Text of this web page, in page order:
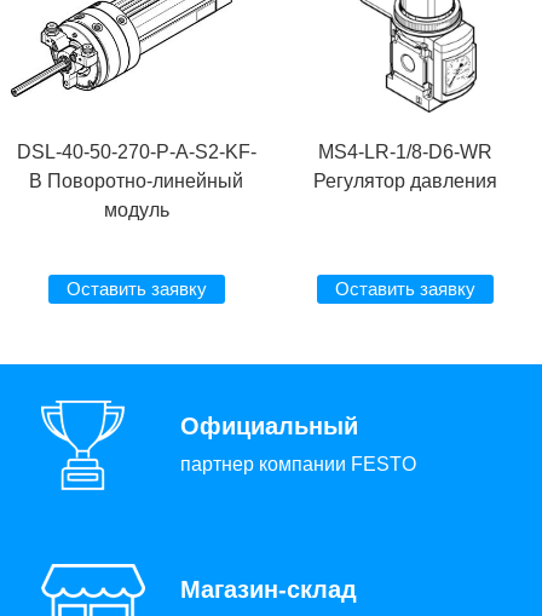
DSL-40-50-270-P-A-S2-KF-
B Поворотно-линейный
модуль
Оставить заявку
MS4-LR-1/8-D6-WR
Регулятор давления
Оставить заявку
Официальный
партнер компании FESTO
Магазин-склад